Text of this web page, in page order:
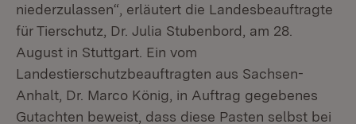
niederzulassen“, erläutert die Landesbeauftragte
für Tierschutz, Dr. Julia Stubenbord, am 28.
August in Stuttgart. Ein vom
Landestierschutzbeauftragten aus Sachsen-
Anhalt, Dr. Marco König, in Auftrag gegebenes
Gutachten beweist, dass diese Pasten selbst bei